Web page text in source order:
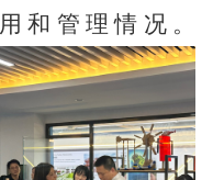
和管理情况。